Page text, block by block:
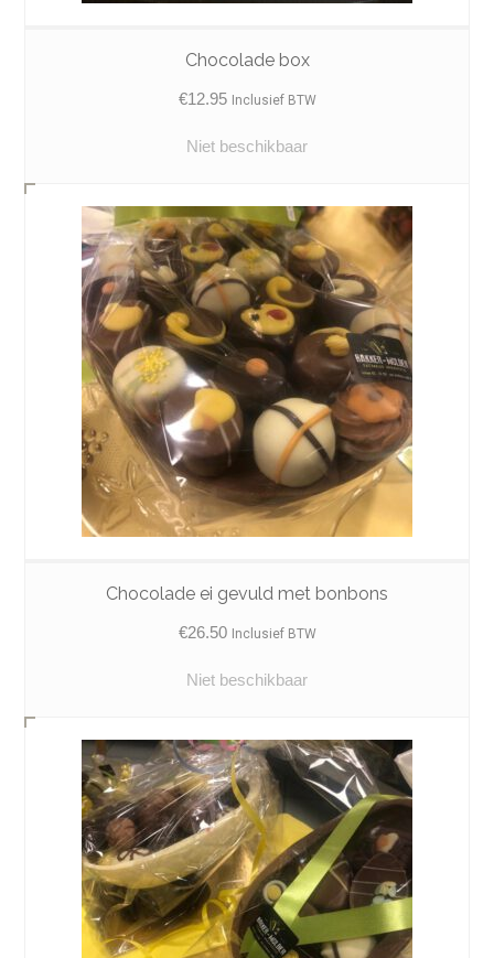
Chocolade box
€12.95 Inclusief BTW
Niet beschikbaar
Chocolade ei gevuld met bonbons
€26.50 Inclusief BTW
Niet beschikbaar